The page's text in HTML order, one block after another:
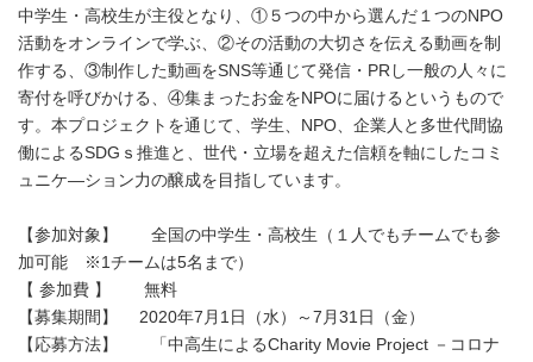
中学生・高校生が主役となり、①５つの中から選んだ１つのNPO
活動をオンラインで学ぶ、②その活動の大切さを伝える動画を制
作する、③制作した動画をSNS等通じて発信・PRし一般の人々に
寄付を呼びかける、④集まったお金をNPOに届けるというもので
す。本プロジェクトを通じて、学生、NPO、企業人と多世代間協
働によるSDGｓ推進と、世代・立場を超えた信頼を軸にしたコミ
ュニケ―ション力の醸成を目指しています。
【参加対象】 全国の中学生・高校生（１人でもチームでも参
加可能 ※1チームは5名まで）
【 参加費 】 無料
【募集期間】 2020年7月1日（水）～7月31日（金）
【応募方法】 「中高生によるCharity Movie Project －コロナ